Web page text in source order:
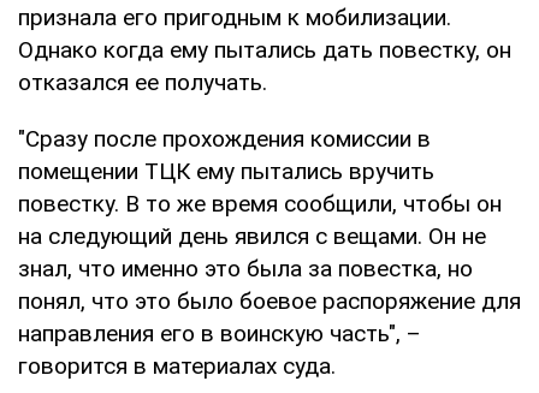
признала его пригодным к мобилизации.
Однако когда ему пытались дать повестку, он
отказался ее получать.
"Сразу после прохождения комиссии в
помещении ТЦК ему пытались вручить
повестку. В то же время сообщили, чтобы он
на следующий день явился с вещами. Он не
знал, что именно это была за повестка, но
понял, что это было боевое распоряжение для
направления его в воинскую часть", –
говорится в материалах суда.